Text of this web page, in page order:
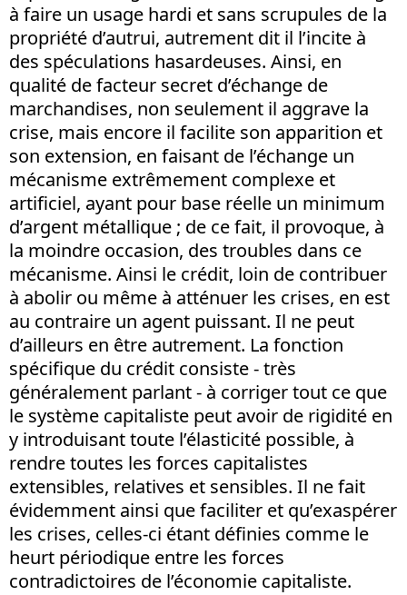
à faire un usage hardi et sans scrupules de la
propriété d’autrui, autrement dit il l’incite à
des spéculations hasardeuses. Ainsi, en
qualité de facteur secret d’échange de
marchandises, non seulement il aggrave la
crise, mais encore il facilite son apparition et
son extension, en faisant de l’échange un
mécanisme extrêmement complexe et
artificiel, ayant pour base réelle un minimum
d’argent métallique ; de ce fait, il provoque, à
la moindre occasion, des troubles dans ce
mécanisme. Ainsi le crédit, loin de contribuer
à abolir ou même à atténuer les crises, en est
au contraire un agent puissant. Il ne peut
d’ailleurs en être autrement. La fonction
spécifique du crédit consiste - très
généralement parlant - à corriger tout ce que
le système capitaliste peut avoir de rigidité en
y introduisant toute l’élasticité possible, à
rendre toutes les forces capitalistes
extensibles, relatives et sensibles. Il ne fait
évidemment ainsi que faciliter et qu’exaspérer
les crises, celles-ci étant définies comme le
heurt périodique entre les forces
contradictoires de l’économie capitaliste.